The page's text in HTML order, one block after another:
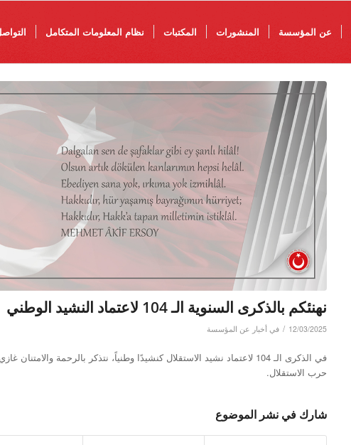
عن المؤسسة المنشورات المكتبات نظام المعلومات المتكامل
نهنئكم بالذكرى السنوية الـ 104 لاعتماد النشيد الوطني
12/03/2025
/ في أخبار عن المؤسسة
في الذكرى الـ 104 لاعتماد نشيد الاستقلال كنشيدًا وطنياً، نتذكر
حرب الاستقلال.
شارك في نشر الموضوع